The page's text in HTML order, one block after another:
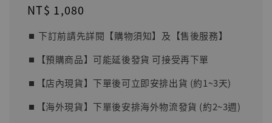
Regular
NT$ 1,080
⏹︎ 下訂前請先詳閱【購物須知】及【售後服務】
⏹︎【預購商品】可能延後發貨 可接受再下單
⏹︎【店內現貨】下單後可立即安排出貨 (約1~3天)
⏹︎【海外現貨】下單後安排海外物流發貨 (約2~3週)